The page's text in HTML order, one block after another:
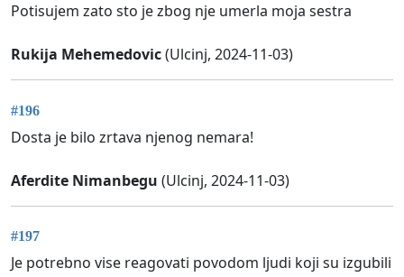
Potisujem zato sto je zbog nje umerla moja sestra
Rukija Mehemedovic(Ulcinj, 2024-11-03)
#196
Dosta je bilo zrtava njenog nemara!
Aferdite Nimanbegu (Ulcinj, 2024-11-03)
#197
Je potrebno vise reagovati povodom ljudi koji su izgubili